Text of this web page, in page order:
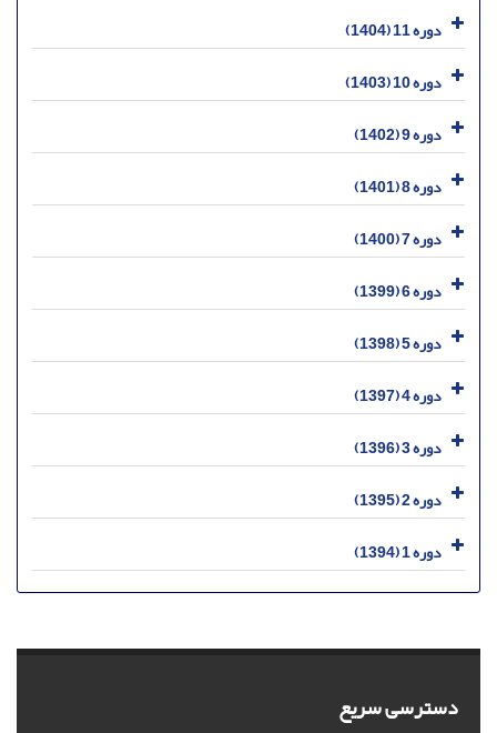
دوره 11 (1404)
دوره 10 (1403)
دوره 9 (1402)
دوره 8 (1401)
دوره 7 (1400)
دوره 6 (1399)
دوره 5 (1398)
دوره 4 (1397)
دوره 3 (1396)
دوره 2 (1395)
دوره 1 (1394)
دسترسی سریع